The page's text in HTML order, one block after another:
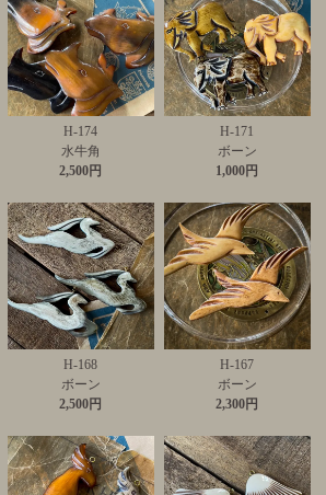
H-174
水牛角
2,500円
H-171
ボーン
1,000円
H-168
ボーン
2,500円
H-167
ボーン
2,300円